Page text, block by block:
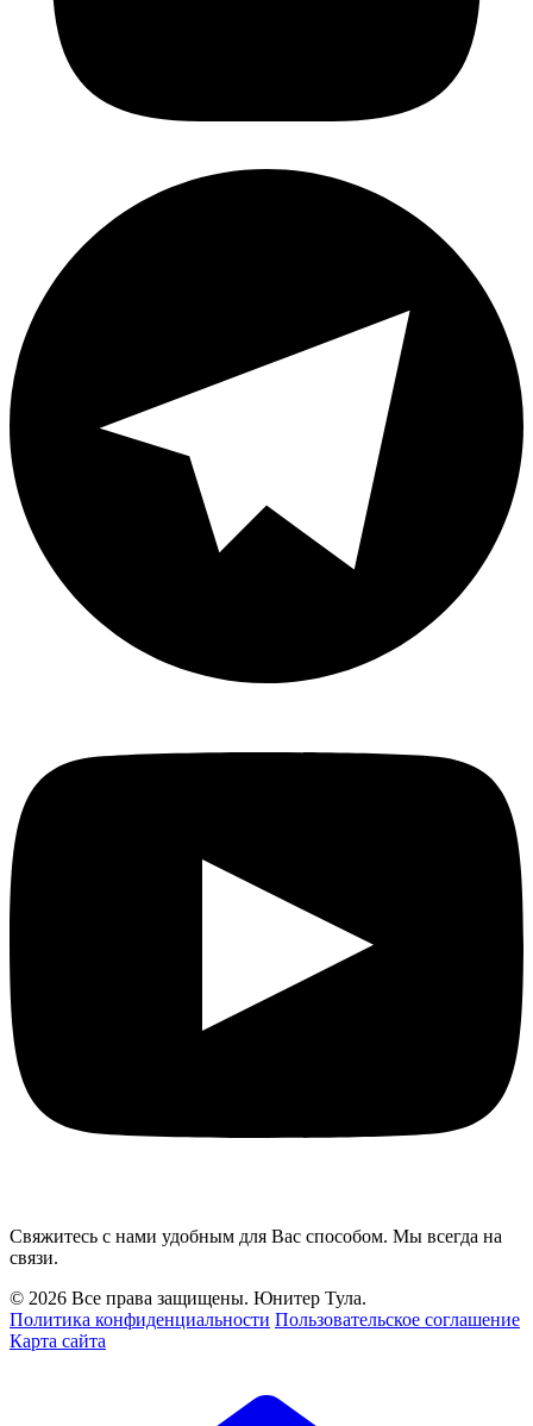
Свяжитесь с нами удобным для Вас способом. Мы всегда на
связи.
© 2026 Все права защищены. Юнитер Тула.
Политика конфиденциальности Пользовательское соглашение
Карта сайта